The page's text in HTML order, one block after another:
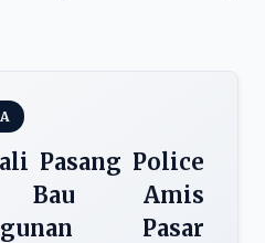
Pasang Police
Bau Amis
Pasar